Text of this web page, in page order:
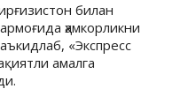
билан
ҳамкорликни
«Экспресс
амалга